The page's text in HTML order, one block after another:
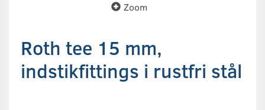
Zoom
Roth tee 15 mm,
indstikfittings i rustfri stål